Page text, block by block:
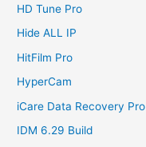
HD Tune Pro
Hide ALL IP
HitFilm Pro
HyperCam
iCare Data Recovery Pro
IDM 6.29 Build